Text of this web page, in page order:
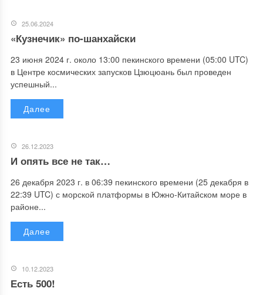
25.06.2024
«Кузнечик» по-шанхайски
23 июня 2024 г. около 13:00 пекинского времени (05:00 UTC)
в Центре космических запусков Цзюцюань был проведен
успешный...
Далее
26.12.2023
И опять все не так…
26 декабря 2023 г. в 06:39 пекинского времени (25 декабря в
22:39 UTC) с морской платформы в Южно-Китайском море в
районе...
Далее
10.12.2023
Есть 500!